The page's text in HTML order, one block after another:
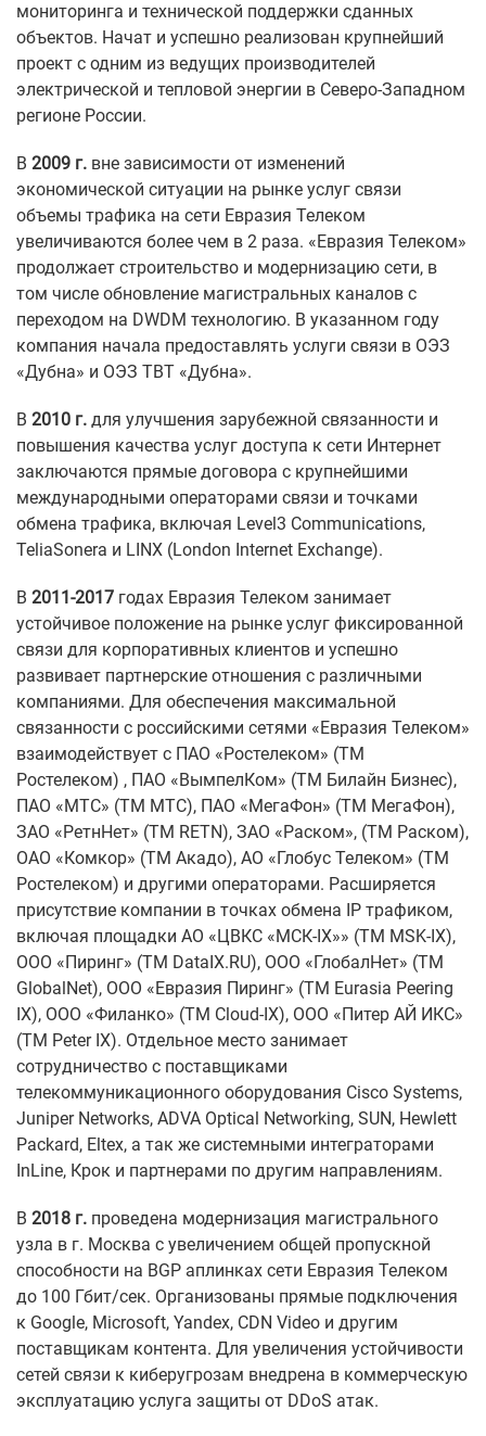
мониторинга и технической поддержки сданных
объектов. Начат и успешно реализован крупнейший
проект с одним из ведущих производителей
электрической и тепловой энергии в Северо-Западном
регионе России.
В 2009 г. вне зависимости от изменений
экономической ситуации на рынке услуг связи
объемы трафика на сети Евразия Телеком
увеличиваются более чем в 2 раза. «Евразия Телеком»
продолжает строительство и модернизацию сети, в
том числе обновление магистральных каналов с
переходом на DWDM технологию. В указанном году
компания начала предоставлять услуги связи в ОЭЗ
«Дубна» и ОЭЗ ТВТ «Дубна».
В 2010 г. для улучшения зарубежной связанности и
повышения качества услуг доступа к сети Интернет
заключаются прямые договора с крупнейшими
международными операторами связи и точками
обмена трафика, включая Level3 Communiсations,
TeliaSonera и LINX (London Internet Exchange).
В 2011-2017 годах Евразия Телеком занимает
устойчивое положение на рынке услуг фиксированной
связи для корпоративных клиентов и успешно
развивает партнерские отношения с различными
компаниями. Для обеспечения максимальной
связанности с российскими сетями «Евразия Телеком»
взаимодействует с ПАО «Ростелеком» (ТМ
Ростелеком) , ПАО «ВымпелКом» (ТМ Билайн Бизнес),
ПАО «МТС» (ТМ МТС), ПАО «МегаФон» (ТМ МегаФон),
ЗАО «РетнНет» (ТМ RETN), ЗАО «Раском», (ТМ Раском),
ОАО «Комкор» (ТМ Акадо), АО «Глобус Телеком» (ТМ
Ростелеком) и другими операторами. Расширяется
присутствие компании в точках обмена IP трафиком,
включая площадки АО «ЦВКС «МСК-IX»» (ТМ MSK-IX),
ООО «Пиринг» (ТМ DataIX.RU), ООО «ГлобалНет» (ТМ
GlobalNet), ООО «Евразия Пиринг» (ТМ Eurasia Peering
IX), OOO «Филанко» (ТМ Cloud-IX), ООО «Питер АЙ ИКС»
(ТМ Peter IX). Отдельное место занимает
сотрудничество с поставщиками
телекоммуникационного оборудования Cisco Systems,
Juniper Networks, ADVA Optical Networking, SUN, Hewlett
Packard, Eltex, а так же системными интеграторами
InLine, Крок и партнерами по другим направлениям.
В 2018 г. проведена модернизация магистрального
узла в г. Москва с увеличением общей пропускной
способности на BGP аплинках сети Евразия Телеком
до 100 Гбит/cек. Организованы прямые подключения
к Google, Microsoft, Yandex, CDN Video и другим
поставщикам контента. Для увеличения устойчивости
сетей связи к киберугрозам внедрена в коммерческую
эксплуатацию услуга защиты от DDoS атак.